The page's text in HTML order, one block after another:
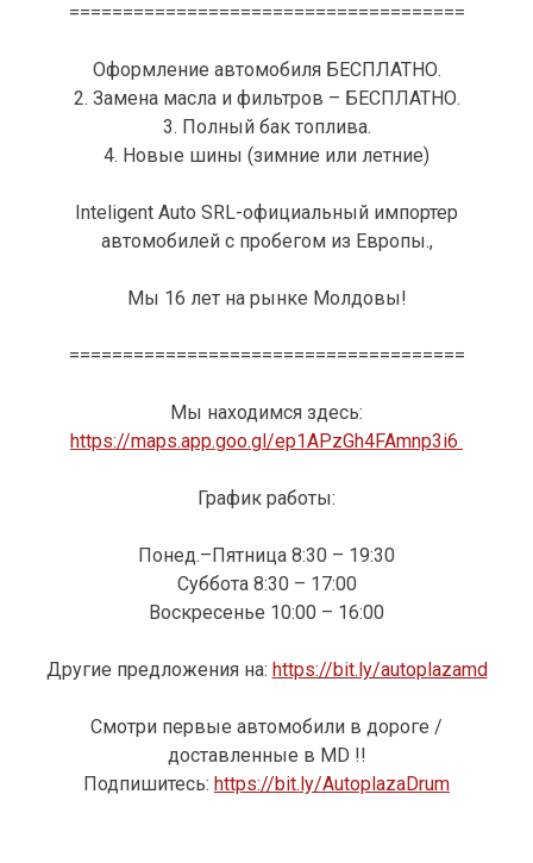
=====================================
Оформление автомобиля БЕСПЛАТНО.
2. Замена масла и фильтров – БЕСПЛАТНО.
3. Полный бак топлива.
4. Новые шины (зимние или летние)
Inteligent Auto SRL-официальный импортер
автомобилей с пробегом из Европы.,
Мы 16 лет на рынке Молдовы!
=====================================
Мы находимся здесь:
https://maps.app.goo.gl/ep1APzGh4FAmnp3i6
График работы:
Понед.–Пятница 8:30 – 19:30
Суббота 8:30 – 17:00
Воскресенье 10:00 – 16:00
Другие предложения на: https://bit.ly/autoplazamd
Смотри первые автомобили в дороге /
доставленные в MD !!
Подпишитесь: https://bit.ly/AutoplazaDrum